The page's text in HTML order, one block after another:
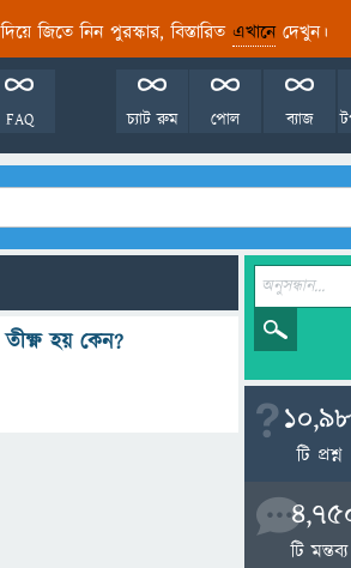
জিতে নিন পুরস্কার, বিস্তারিত এখানেদেখুন।
FAQ ব্যাজ
পোল
চ্যাট রুম
হয় কেন?
টি প্রশ্ন
টি মন্তব্য